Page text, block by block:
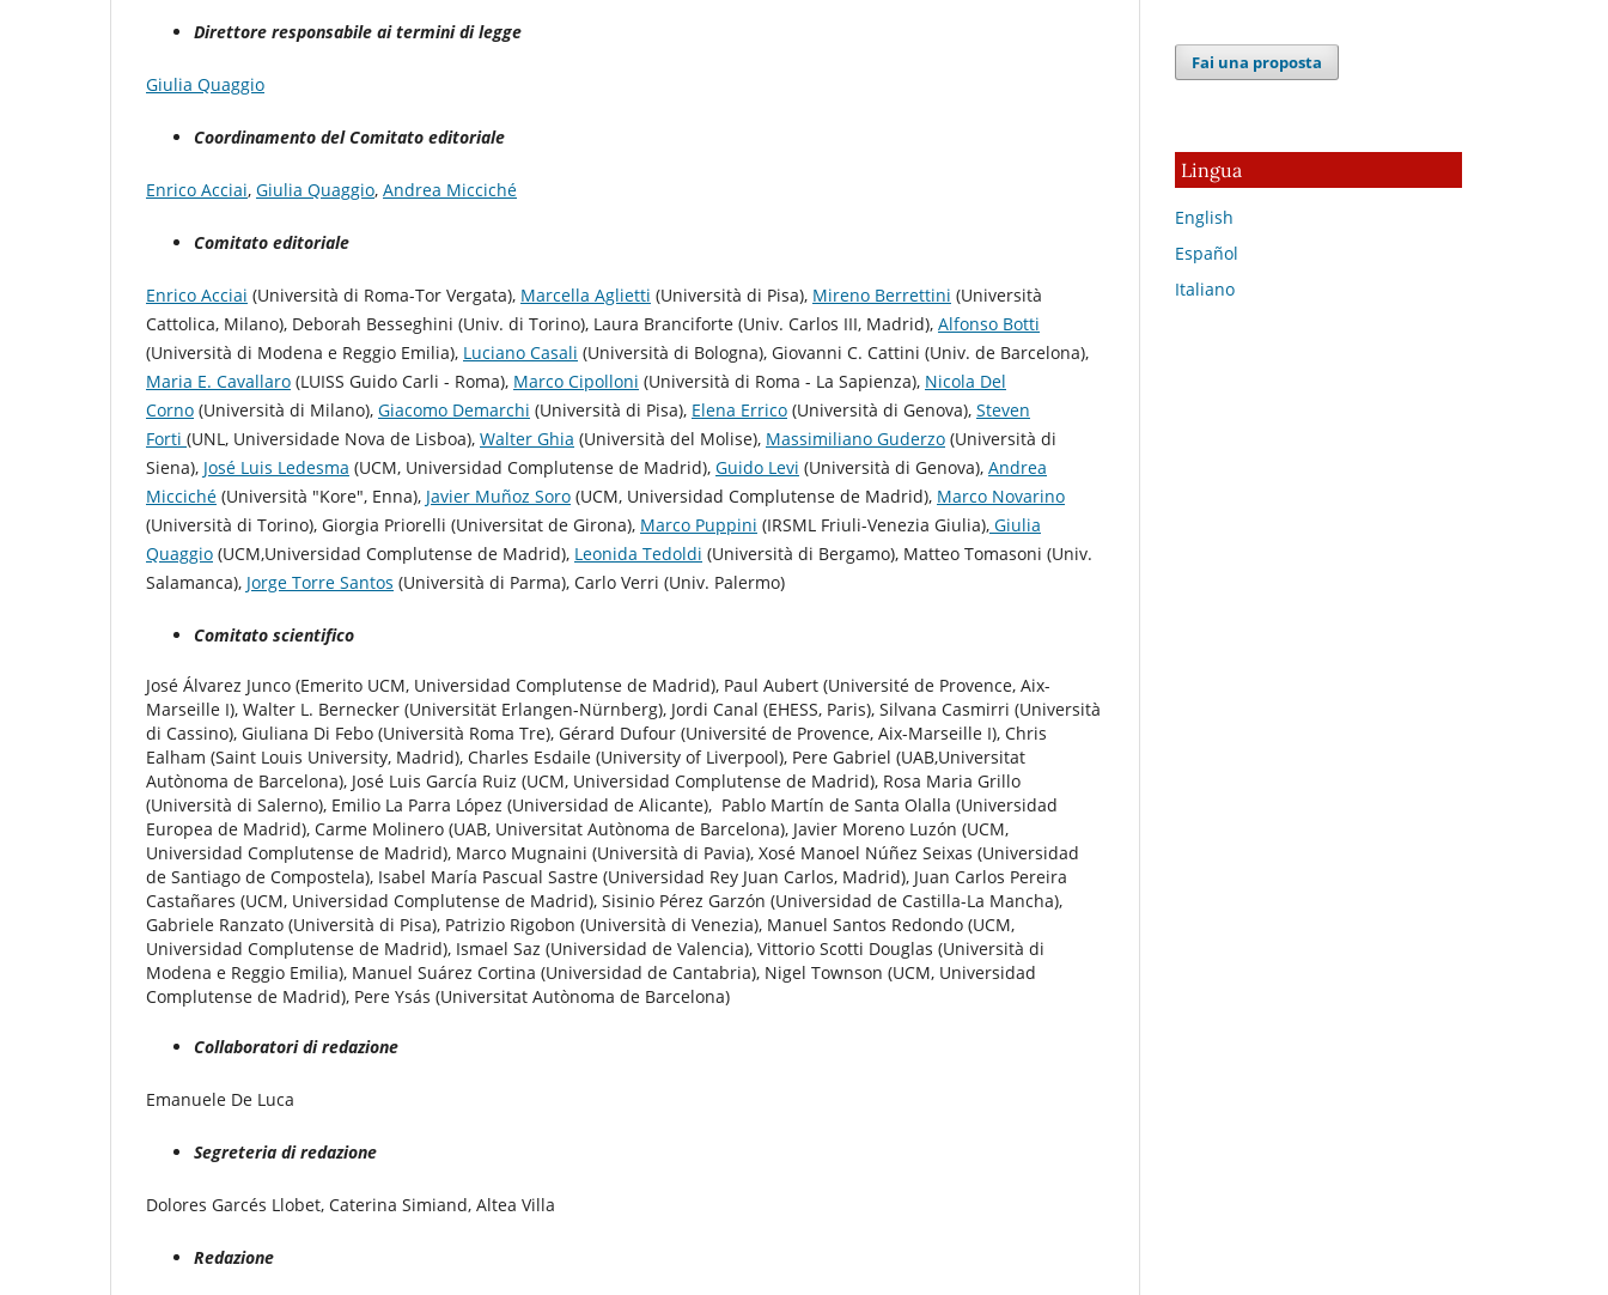
Direttore responsabile ai termini di legge
Giulia Quaggio
Coordinamento del Comitato editoriale
Enrico Acciai, Giulia Quaggio, Andrea Micciché
Comitato editoriale
Enrico Acciai (Università di Roma-Tor Vergata), Marcella Aglietti (Università di Pisa), Mireno Berrettini (Università
Cattolica, Milano), Deborah Besseghini (Univ. di Torino), Laura Branciforte (Univ. Carlos III, Madrid), Alfonso Botti
(Università di Modena e Reggio Emilia), Luciano Casali (Università di Bologna), Giovanni C. Cattini (Univ. de Barcelona),
Maria E. Cavallaro (LUISS Guido Carli - Roma), Marco Cipolloni (Università di Roma - La Sapienza), Nicola Del
Corno (Università di Milano), Giacomo Demarchi (Università di Pisa), Elena Errico (Università di Genova), Steven
Forti (UNL, Universidade Nova de Lisboa), Walter Ghia (Università del Molise), Massimiliano Guderzo (Università di
Siena), José Luis Ledesma (UCM, Universidad Complutense de Madrid), Guido Levi (Università di Genova), Andrea
Micciché (Università "Kore", Enna), Javier Muñoz Soro (UCM, Universidad Complutense de Madrid), Marco Novarino
(Università di Torino), Giorgia Priorelli (Universitat de Girona), Marco Puppini (IRSML Friuli-Venezia Giulia), Giulia
Quaggio (UCM,Universidad Complutense de Madrid), Leonida Tedoldi (Università di Bergamo), Matteo Tomasoni (Univ.
Salamanca), Jorge Torre Santos (Università di Parma), Carlo Verri (Univ. Palermo)
Comitato scientifico
José Álvarez Junco (Emerito UCM, Universidad Complutense de Madrid), Paul Aubert (Université de Provence, Aix-
Marseille I), Walter L. Bernecker (Universität Erlangen-Nürnberg), Jordi Canal (EHESS, Paris), Silvana Casmirri (Università
di Cassino), Giuliana Di Febo (Università Roma Tre), Gérard Dufour (Université de Provence, Aix-Marseille I), Chris
Ealham (Saint Louis University, Madrid), Charles Esdaile (University of Liverpool), Pere Gabriel (UAB,Universitat
Autònoma de Barcelona), José Luis García Ruiz (UCM, Universidad Complutense de Madrid), Rosa Maria Grillo
(Università di Salerno), Emilio La Parra López (Universidad de Alicante), Pablo Martín de Santa Olalla (Universidad
Europea de Madrid), Carme Molinero (UAB, Universitat Autònoma de Barcelona), Javier Moreno Luzón (UCM,
Universidad Complutense de Madrid), Marco Mugnaini (Università di Pavia), Xosé Manoel Núñez Seixas (Universidad
de Santiago de Compostela), Isabel María Pascual Sastre (Universidad Rey Juan Carlos, Madrid), Juan Carlos Pereira
Castañares (UCM, Universidad Complutense de Madrid), Sisinio Pérez Garzón (Universidad de Castilla-La Mancha),
Gabriele Ranzato (Università di Pisa), Patrizio Rigobon (Università di Venezia), Manuel Santos Redondo (UCM,
Universidad Complutense de Madrid), Ismael Saz (Universidad de Valencia), Vittorio Scotti Douglas (Università di
Modena e Reggio Emilia), Manuel Suárez Cortina (Universidad de Cantabria), Nigel Townson (UCM, Universidad
Complutense de Madrid), Pere Ysás (Universitat Autònoma de Barcelona)
Collaboratori di redazione
Emanuele De Luca
Segreteria di redazione
Dolores Garcés Llobet, Caterina Simiand, Altea Villa
Redazione
Fai una proposta
Lingua
English
Español
Italiano